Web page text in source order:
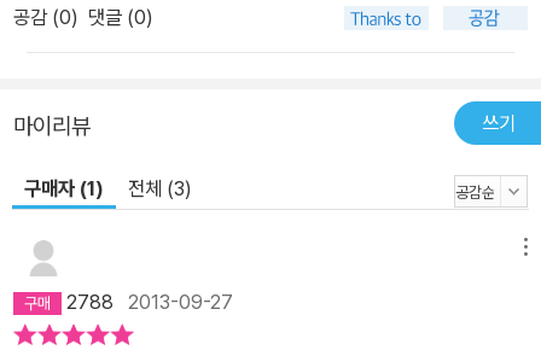
대를 저버리지 않고 모범적으로 성장한 기특한 아들이다. 하지만 나
이 서른이 훌쩍 넘도록 자기 일을 찾지 못한 채 부모의 바람에 휘둘려,
리 떠도는 ‘건달’ 씨가 되고 말았다. 그러나 건달 씨는 오히려 떠돌이
짜 하고 싶은 일을 찾게 된다. 작품 속 건달 씨는 전업 작가가 되기까
어낸 인물이다. 다니던 법학대를 도중에 그만두고 뒤늦게 진짜 자기
꿈이 무얼까 고민한 끝에, 마음속에서 들끓는 ‘신기하고 새롭고 멋지
고 기막힌’ 자기만의 이야기들을 발견한 그가 선택한 일은 ‘작가’였다.
공감 (0) 댓글 (0)
마이리뷰 쓰기
구매자 (1) 전체 (3)
2788 2013-09-27